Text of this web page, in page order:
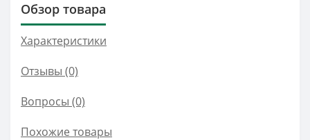
Обзор товара
Характеристики
Отзывы (0)
Вопросы (0)
Похожие товары